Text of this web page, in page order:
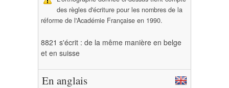
des règles d'écriture pour les nombres de la
réforme de l'Académie Française en 1990.
8821 s'écrit : de la même manière en belge
et en suisse
En anglais